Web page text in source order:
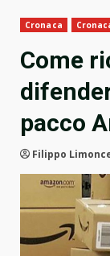
Cronaca
Come
pacco
Filippo